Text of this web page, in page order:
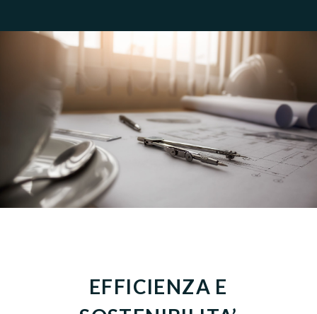
EFFICIENZA E